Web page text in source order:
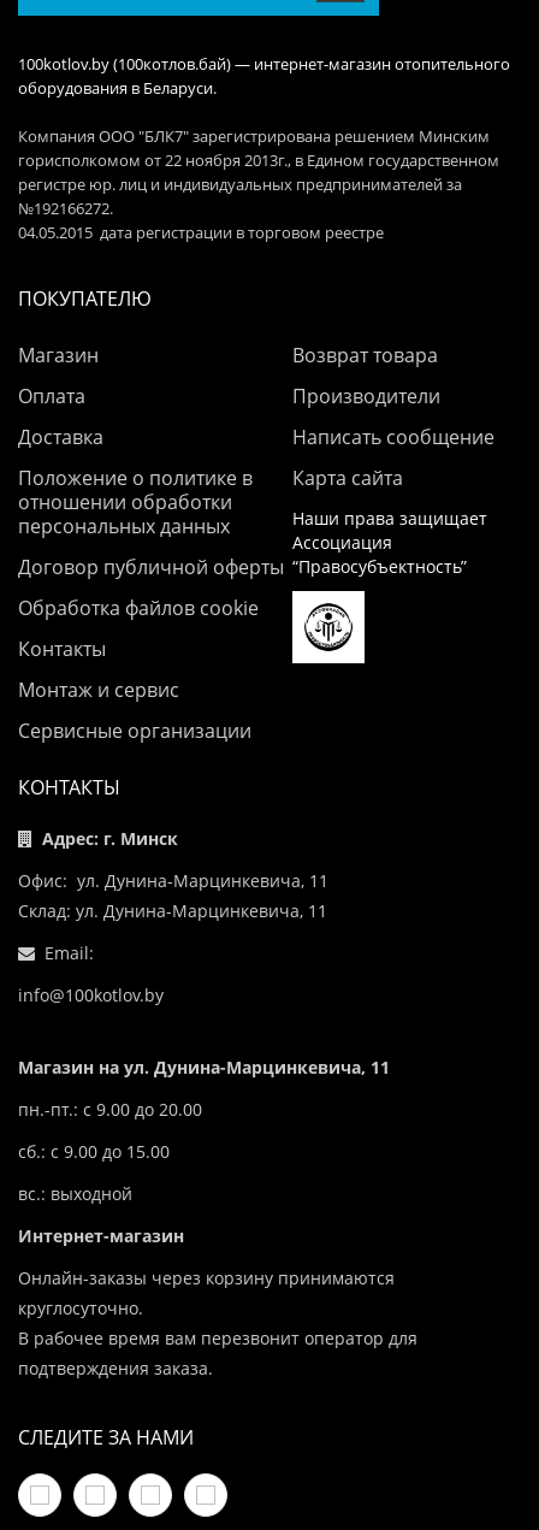
100kotlov.by (100котлов.бай) — интернет-магазин отопительного
оборудования в Беларуси.
Компания ООО "БЛК7" зарегистрирована решением Минским
горисполкомом от 22 ноября 2013г., в Едином государственном
регистре юр. лиц и индивидуальных предпринимателей за
№192166272.
04.05.2015 дата регистрации в торговом реестре
ПОКУПАТЕЛЮ
Магазин
Оплата
Доставка
Положение о политике в
отношении обработки
персональных данных
Договор публичной оферты
Обработка файлов cookie
Контакты
Монтаж и сервис
Сервисные организации
Возврат товара
Производители
Написать сообщение
Карта сайта
Наши права защищает
Ассоциация
“Правосубъектность”
КОНТАКТЫ
Адрес: г. Минск
Офис: ул. Дунина-Марцинкевича, 11
Склад: ул. Дунина-Марцинкевича, 11
Email:
info@100kotlov.by
Магазин на ул. Дунина-Марцинкевича, 11
пн.-пт.: с 9.00 до 20.00
сб.: с 9.00 до 15.00
вс.: выходной
Интернет-магазин
Онлайн-заказы через корзину принимаются
круглосуточно.
В рабочее время вам перезвонит оператор для
подтверждения заказа.
СЛЕДИТЕ ЗА НАМИ